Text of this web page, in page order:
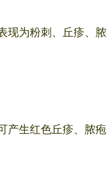
现为粉刺、丘疹、
产生红色丘疹、脓